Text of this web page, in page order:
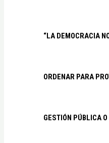
“LA DEMOCRACIA
ORDENAR PARA
GESTIÓN PÚBLICA